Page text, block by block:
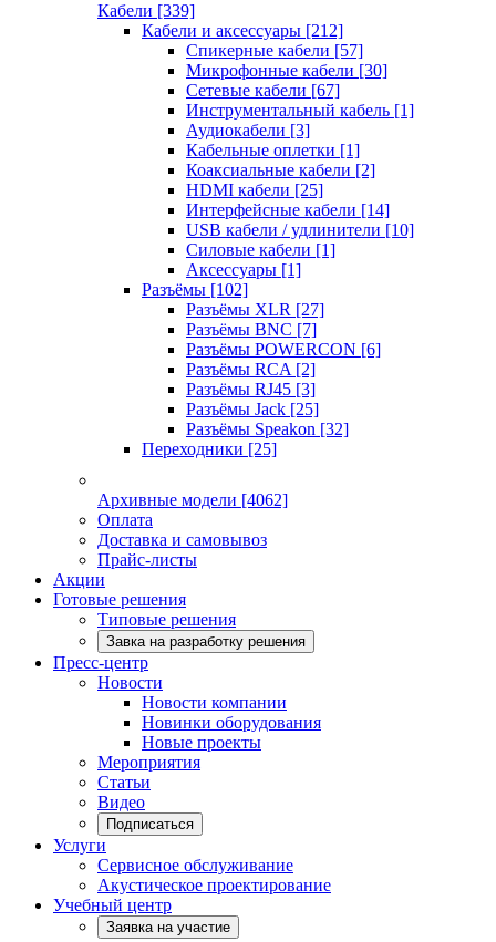
Кабели [339]
Кабели и аксессуары [212]
Спикерные кабели [57]
Микрофонные кабели [30]
Сетевые кабели [67]
Инструментальный кабель [1]
Аудиокабели [3]
Кабельные оплетки [1]
Коаксиальные кабели [2]
HDMI кабели [25]
Интерфейсные кабели [14]
USB кабели / удлинители [10]
Силовые кабели [1]
Аксессуары [1]
Разъёмы [102]
Разъёмы XLR [27]
Разъёмы BNC [7]
Разъёмы POWERCON [6]
Разъёмы RCA [2]
Разъёмы RJ45 [3]
Разъёмы Jack [25]
Разъёмы Speakon [32]
Переходники [25]
Архивные модели [4062]
Оплата
Доставка и самовывоз
Прайс-листы
Акции
Готовые решения
Типовые решения
Завка на разработку решения
Пресс-центр
Новости
Новости компании
Новинки оборудования
Новые проекты
Мероприятия
Статьи
Видео
Подписаться
Услуги
Сервисное обслуживание
Акустическое проектирование
Учебный центр
Заявка на участие